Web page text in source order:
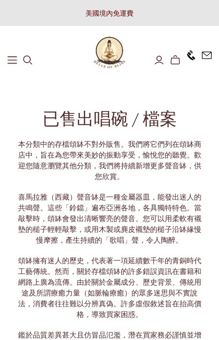
美國境內免運費
已售出唱碗 / 檔案
本分類中的存檔頌缽不對外販售。我們將它們列在頌缽商
店中，旨在為您帶來美妙的振動享受，愉悅您的聽覺。歡
迎您隨意瀏覽其他分類，我們將持續新增更多聲音缽，供
您欣賞。
喜馬拉雅（西藏）聲音缽是一種金屬器皿，能發出迷人的
共鳴聲。這些「鈴鐺」遍布亞洲各地，各具獨特特色。當
敲擊時，頌缽會發出清晰響亮的聲音。您可以用柔軟有襯
墊的槌子輕輕敲擊，或用木製或麂皮襯墊的槌子沿缽緣慢
慢摩擦，產生持續的「歌唱」聲，令人陶醉。
頌缽擁有迷人的歷史，代表著一項延續數千年的青銅時代
工藝傳統。然而，關於存檔頌缽的許多錯誤資訊在書籍和
網路上廣為流傳。由於關於金屬成分、歷史背景、傳統用
途及所謂療癒力量（如脈輪療癒）的眾多迷思與不實說
法，消費者往往難以分辨真偽。許多虛假敘述旨在抬高價
格，導致買家困惑。
鑑於品質差異甚大且仿冒品氾濫，潛在買家務必謹慎並增